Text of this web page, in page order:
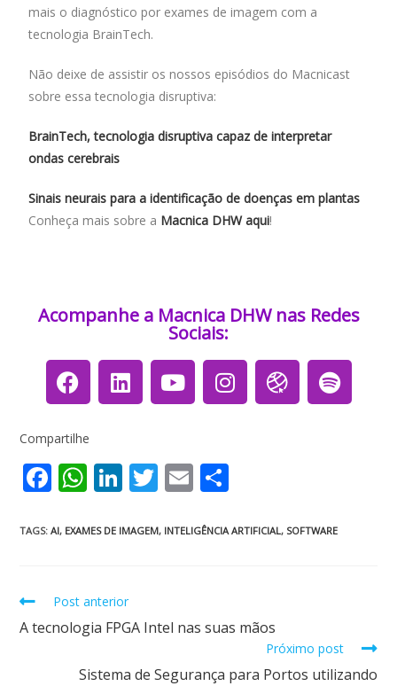
mais o diagnóstico por exames de imagem com a
tecnologia BrainTech.
Não deixe de assistir os nossos episódios do Macnicast
sobre essa tecnologia disruptiva:
BrainTech, tecnologia disruptiva capaz de interpretar
ondas cerebrais
Sinais neurais para a identificação de doenças em plantas
Conheça mais sobre a Macnica DHW aqui!
Acompanhe a Macnica DHW nas Redes
Sociais:​​​
Compartilhe
F
e
o
o
W
at
A
p
p
Li
k
dI
n
T
itt
E
ai ar
TAGS:AI, EXAMES DE IMAGEM, INTELIGÊNCIA ARTIFICIAL, SOFTWARE
Post anterior
A tecnologia FPGA Intel nas suas mãos
Próximo post
Sistema de Segurança para Portos utilizando